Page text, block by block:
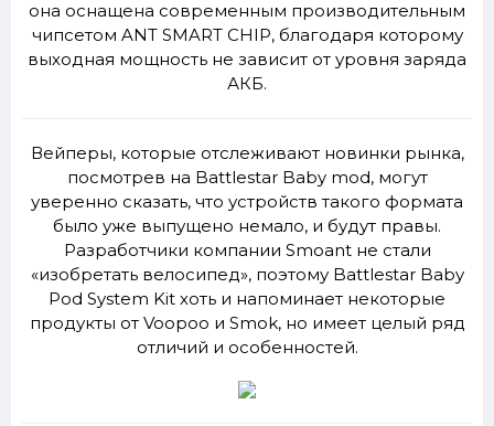
она оснащена современным производительным
чипсетом ANT SMART CHIP, благодаря которому
выходная мощность не зависит от уровня заряда
АКБ.
Вейперы, которые отслеживают новинки рынка,
посмотрев на Battlestar Baby mod, могут
уверенно сказать, что устройств такого формата
было уже выпущено немало, и будут правы.
Разработчики компании Smoant не стали
«изобретать велосипед», поэтому Battlestar Baby
Pod System Kit хоть и напоминает некоторые
продукты от Voopoo и Smok, но имеет целый ряд
отличий и особенностей.